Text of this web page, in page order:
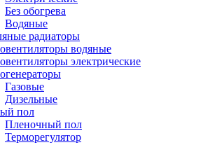
Без обогрева
Водяные
радиаторы
водяные
электрические
Газовые
Дизельные
пол
Пленочный пол
Терморегулятор